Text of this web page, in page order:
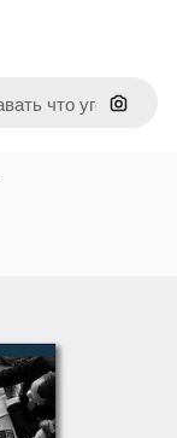
Поиск